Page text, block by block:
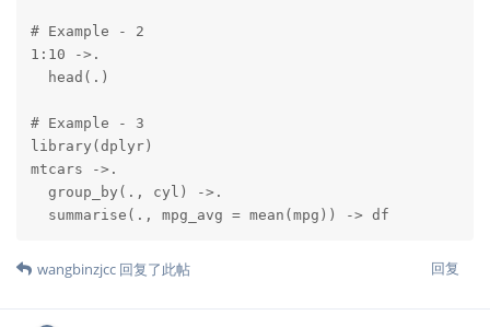
# Example - 2
1:10 ->.
  head(.)
# Example - 3
library(dplyr)
mtcars ->.
  group_by(., cyl) ->.
  summarise(., mpg_avg = mean(mpg)) -> df
回复
wangbinzjcc 回复了此帖